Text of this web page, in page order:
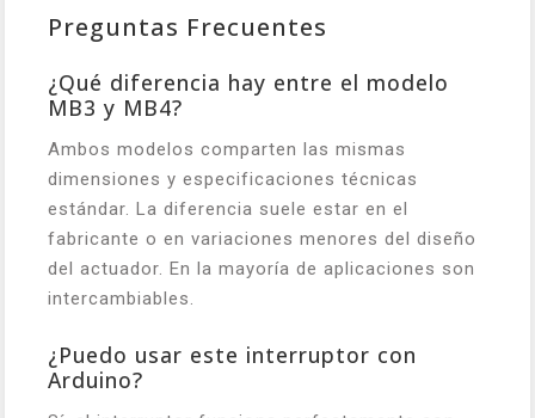
Preguntas Frecuentes
¿Qué diferencia hay entre el modelo
MB3 y MB4?
Ambos modelos comparten las mismas
dimensiones y especificaciones técnicas
estándar. La diferencia suele estar en el
fabricante o en variaciones menores del diseño
del actuador. En la mayoría de aplicaciones son
intercambiables.
¿Puedo usar este interruptor con
Arduino?